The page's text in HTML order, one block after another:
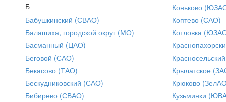
Б
Бабушкинский (СВАО)
Балашиха, городской округ (МО)
Басманный (ЦАО)
Беговой (САО)
Бекасово (ТАО)
Бескудниковский (САО)
Бибирево (СВАО)
Коньково
Коптево (САО)
Котловка
Крылатское
Крюково
Кузьминки